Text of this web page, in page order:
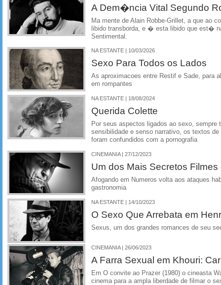
A Dem�ncia Vital Segundo
Ma mente de Alain Robbe-Grillet, a que ao
libido transborda, e � esta libido que est�
Sentimental.
NA ESTANTE | 10/03/2026
Sexo Para Todos os Lados
As aproximacoes entre Restif e Sade, para
em rompantes
NA ESTANTE | 18/08/2024
Querida Colette
Por seus aspectos ligados ao sexo, sempre
sensibilidade e senso narrativo, os textos
foram confundidos com a pornografia
CINEMANIA | 27/12/2023
Um dos Mais Secretos
Afogando em Numeros volta aos ataques
gastronomia
NA ESTANTE | 14/10/2023
O Sexo Que Arrebata em
Sexus, um dos grandes romances de seu
CINEMANIA | 26/06/2023
A Farra Sexual em Khouri:
Em O convite ao Prazer (1980) o cineasta
cinema para a ampla liberdade de filmar o